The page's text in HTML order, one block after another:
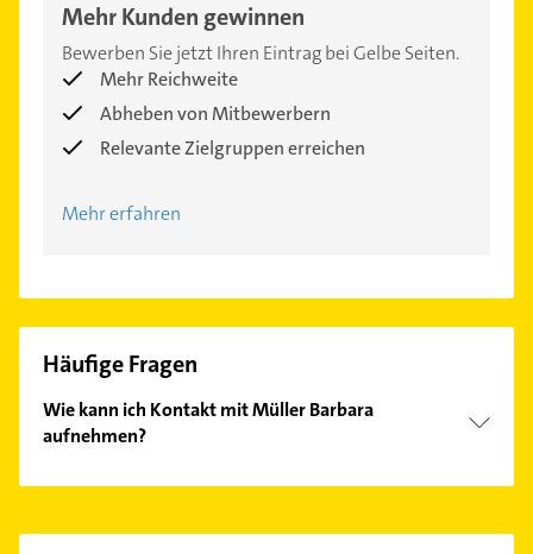
Mehr Kunden gewinnen
Bewerben Sie jetzt Ihren Eintrag bei Gelbe Seiten.
Mehr Reichweite
Abheben von Mitbewerbern
Relevante Zielgruppen erreichen
Mehr erfahren
Häufige Fragen
Wie kann ich Kontakt mit Müller Barbara
aufnehmen?